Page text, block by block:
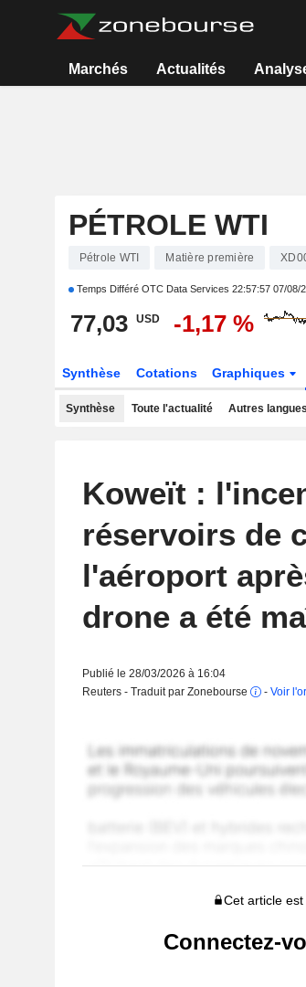
Marchés Actualités
PÉTROLE WTI
Pétrole WTI Matière première
Temps Différé OTC Data Services 22:57:57 07/08/
77,03 USD -1,17 %
Synthèse Cotations Graphiques
Synthèse Toute l'actualité Autres langues
Koweït :
réservoirs de
l'aéroport
drone a été
Publié le 28/03/2026 à 16:04
Reuters - Traduit par Zonebourse
- Voir
Cet article
Connectez-